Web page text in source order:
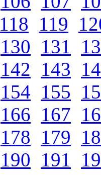
118 119
130 131
142 143
154 155
166 167
178 179
190 191